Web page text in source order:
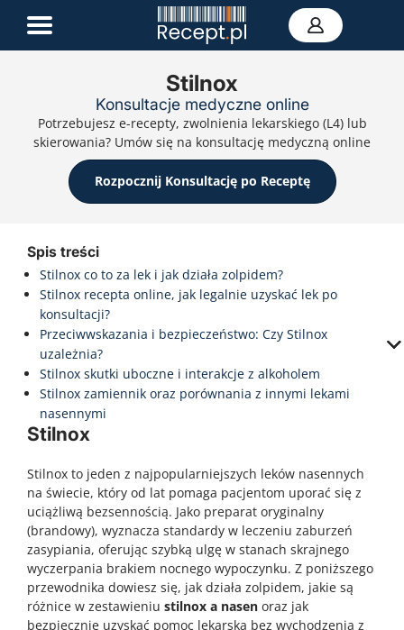
E-recepta
Zwolnienie L4
E-skierowanie
Teleporada
Portal zdrowia
Stilnox
Konsultacje medyczne online
Potrzebujesz e-recepty, zwolnienia lekarskiego (L4) lub
skierowania? Umów się na konsultację medyczną online
Rozpocznij Konsultację po Receptę
Spis treści
Stilnox co to za lek i jak działa zolpidem?
Stilnox recepta online, jak legalnie uzyskać lek po
konsultacji?
Przeciwwskazania i bezpieczeństwo: Czy Stilnox
uzależnia?
Stilnox skutki uboczne i interakcje z alkoholem
Stilnox zamiennik oraz porównania z innymi lekami
nasennymi
Stilnox
Stilnox to jeden z najpopularniejszych leków nasennych
na świecie, który od lat pomaga pacjentom uporać się z
uciążliwą bezsennością. Jako preparat oryginalny
(brandowy), wyznacza standardy w leczeniu zaburzeń
zasypiania, oferując szybką ulgę w stanach skrajnego
wyczerpania brakiem nocnego wypoczynku. Z poniższego
przewodnika dowiesz się, jak działa zolpidem, jakie są
różnice w zestawieniu stilnox a nasen oraz jak
bezpiecznie uzyskać pomoc lekarską bez wychodzenia z